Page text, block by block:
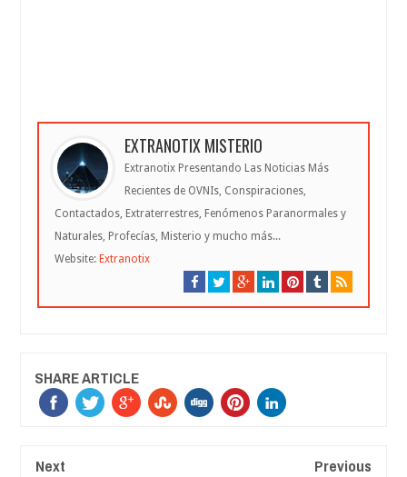
EXTRANOTIX MISTERIO
Extranotix Presentando Las Noticias Más
Recientes de OVNIs, Conspiraciones,
Contactados, Extraterrestres, Fenómenos Paranormales y
Naturales, Profecías, Misterio y mucho más...
Website: Extranotix
SHARE ARTICLE
Next Previous